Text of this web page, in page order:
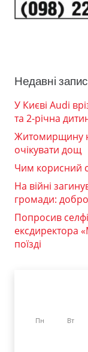
Недавні
У Києві Audi
та 2-річна
Житомирщину
очікувати дощ
Чим корисний
На війні
громади:
Попросив
ексдиректора
поїзді
Пн Вт